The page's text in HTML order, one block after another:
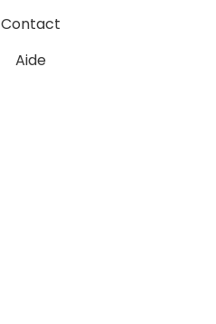
Contact
Aide